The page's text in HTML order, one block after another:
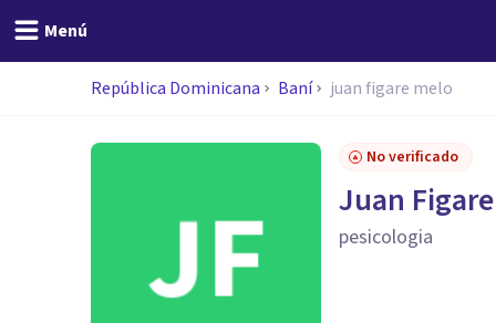
Menú
República Dominicana Baní juan figare melo
No verificado
Juan
pesicologia